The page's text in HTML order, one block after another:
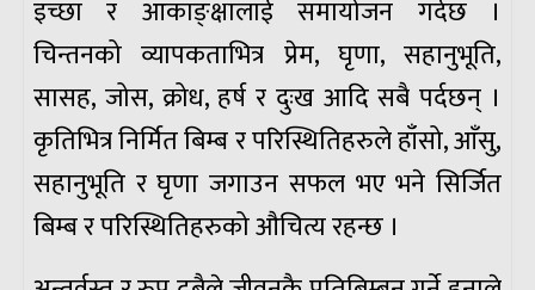
इच्छा र आकाङ्क्षालाई समायोजन गर्दछ ।
चिन्तनको व्यापकताभित्र प्रेम, घृणा, सहानुभूति,
सासह, जोस, क्रोध, हर्ष र दुःख आदि सबै पर्दछन् ।
कृतिभित्र निर्मित बिम्ब र परिस्थितिहरुले हाँसो, आँसु,
सहानुभूति र घृणा जगाउन सफल भए भने सिर्जित
बिम्ब र परिस्थितिहरुको औचित्य रहन्छ ।